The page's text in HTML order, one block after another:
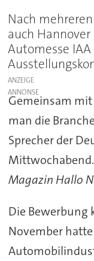
Nach
auch
Automesse
ANZEIGE
Gemeinsam
man die
Sprecher der
Magazin Hallo
Die Bewerbung
November